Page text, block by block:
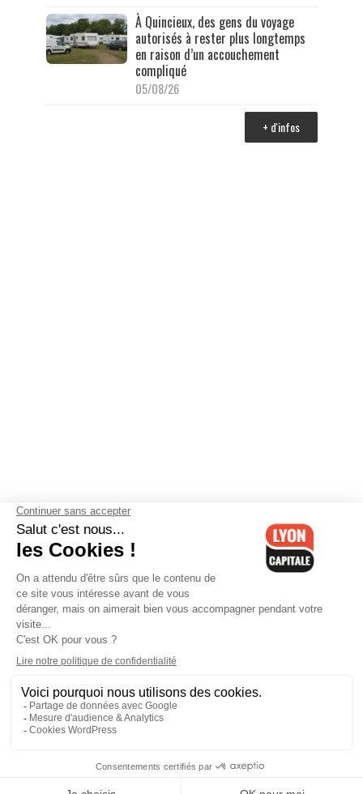
À Quincieux, des gens du voyage
autorisés à rester plus longtemps
en raison d’un accouchement
compliqué
05/08/26
+ d'infos
Contactez-nous-Mentions légales-CGV-Politique de
confidentialité-Gestion des cookies
Cedex 06